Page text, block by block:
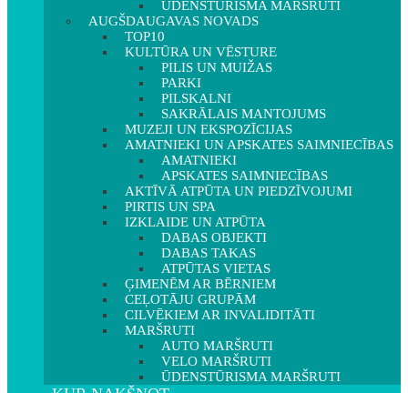
ŪDENSTŪRISMA MARŠRUTI
AUGŠDAUGAVAS NOVADS
TOP10
KULTŪRA UN VĒSTURE
PILIS UN MUIŽAS
PARKI
PILSKALNI
SAKRĀLAIS MANTOJUMS
MUZEJI UN EKSPOZĪCIJAS
AMATNIEKI UN APSKATES SAIMNIECĪBAS
AMATNIEKI
APSKATES SAIMNIECĪBAS
AKTĪVĀ ATPŪTA UN PIEDZĪVOJUMI
PIRTIS UN SPA
IZKLAIDE UN ATPŪTA
DABAS OBJEKTI
DABAS TAKAS
ATPŪTAS VIETAS
ĢIMENĒM AR BĒRNIEM
CEĻOTĀJU GRUPĀM
CILVĒKIEM AR INVALIDITĀTI
MARŠRUTI
AUTO MARŠRUTI
VELO MARŠRUTI
ŪDENSTŪRISMA MARŠRUTI